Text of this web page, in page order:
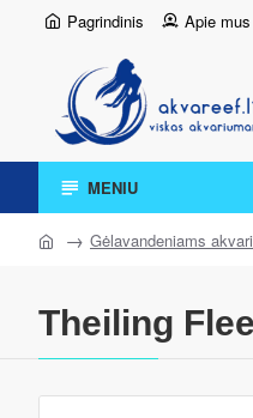
Pagrindinis Apie mus
MENIU
Gėlavandeniams
Theiling